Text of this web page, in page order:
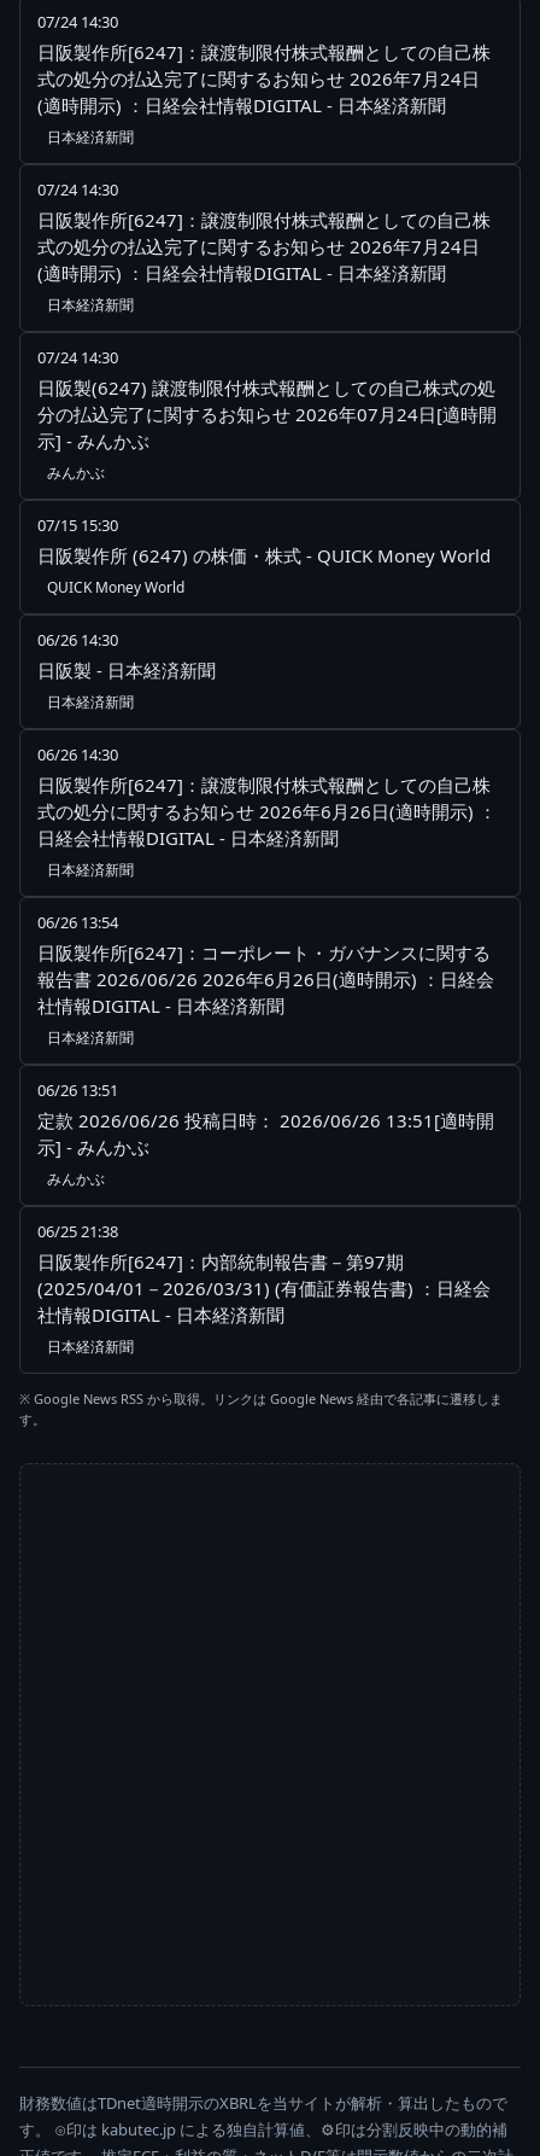
07/24 14:30
日阪製作所[6247]：譲渡制限付株式報酬としての自己株
式の処分の払込完了に関するお知らせ 2026年7月24日
(適時開示) ：日経会社情報DIGITAL - 日本経済新聞
日本経済新聞
07/24 14:30
日阪製作所[6247]：譲渡制限付株式報酬としての自己株
式の処分の払込完了に関するお知らせ 2026年7月24日
(適時開示) ：日経会社情報DIGITAL - 日本経済新聞
日本経済新聞
07/24 14:30
日阪製(6247) 譲渡制限付株式報酬としての自己株式の処
分の払込完了に関するお知らせ 2026年07月24日[適時開
示] - みんかぶ
みんかぶ
07/15 15:30
日阪製作所 (6247) の株価・株式 - QUICK Money World
QUICK Money World
06/26 14:30
日阪製 - 日本経済新聞
日本経済新聞
06/26 14:30
日阪製作所[6247]：譲渡制限付株式報酬としての自己株
式の処分に関するお知らせ 2026年6月26日(適時開示) ：
日経会社情報DIGITAL - 日本経済新聞
日本経済新聞
06/26 13:54
日阪製作所[6247]：コーポレート・ガバナンスに関する
報告書 2026/06/26 2026年6月26日(適時開示) ：日経会
社情報DIGITAL - 日本経済新聞
日本経済新聞
06/26 13:51
定款 2026/06/26 投稿日時： 2026/06/26 13:51[適時開
示] - みんかぶ
みんかぶ
06/25 21:38
日阪製作所[6247]：内部統制報告書－第97期
(2025/04/01－2026/03/31) (有価証券報告書) ：日経会
社情報DIGITAL - 日本経済新聞
日本経済新聞
※ Google News RSS から取得。リンクは Google News 経由で各記事に遷移しま
す。
財務数値はTDnet適時開示のXBRLを当サイトが解析・算出したもので
す。 ⊙印は kabutec.jp による独自計算値、⚙印は分割反映中の動的補